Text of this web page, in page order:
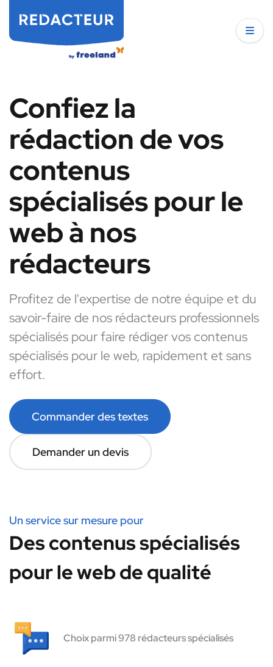
Confiez la
rédaction de vos
contenus
spécialisés pour le
web à nos
rédacteurs
Profitez de l'expertise de notre équipe et du
savoir-faire de nos rédacteurs professionnels
spécialisés pour faire rédiger vos contenus
spécialisés pour le web, rapidement et sans
effort.
Commander des textes
Demander un devis
Un service sur mesure pour
Des contenus spécialisés
pour le web de qualité
Choix parmi 978 rédacteurs spécialisés